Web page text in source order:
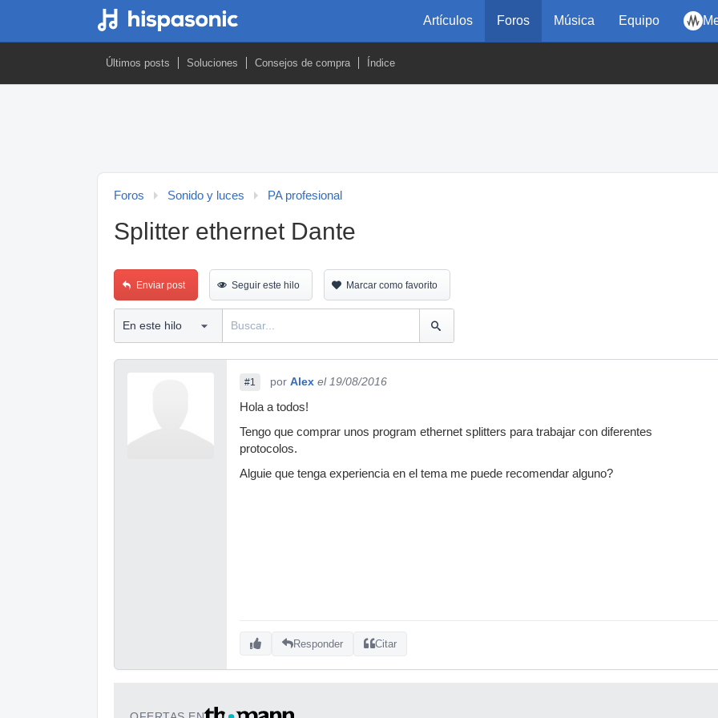
Artículos Foros Música Equipo
Últimos posts Soluciones Consejos de compra Índice
Foros Sonido y luces PA profesional
Splitter ethernet Dante
Enviar post Seguir este hilo Marcar como favorito
#1 por Alex el 19/08/2016
Hola a todos!
Tengo que comprar unos program ethernet splitters para trabajar con diferentes
protocolos.
Alguie que tenga experiencia en el tema me puede recomendar alguno?
Responder Citar